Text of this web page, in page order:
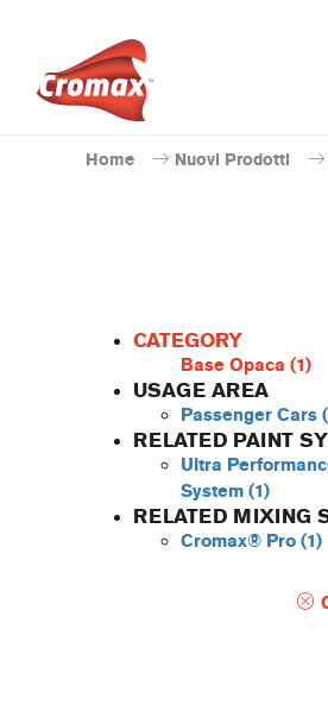
Home Nuovi Prodotti
CATEGORY
Base Opaca (1)
USAGE AREA
Passenger Cars
RELATED PAINT
Ultra
System (1)
RELATED MIXING
Cromax® Pro (1)